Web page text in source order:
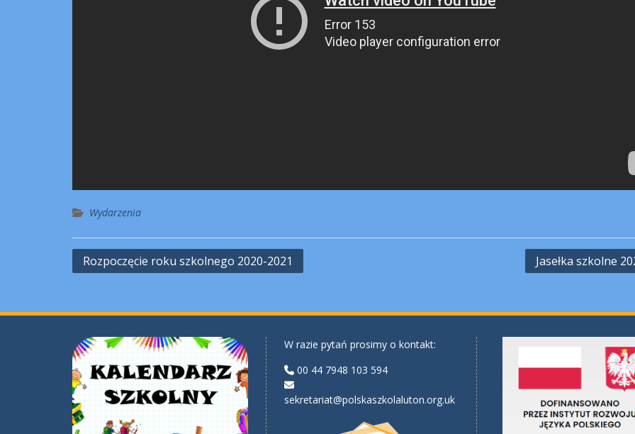
Wydarzenia
Nawigacja
Rozpoczęcie roku szkolnego 2020-2021 Jasełka szkolne
W razie pytań prosimy o kontakt:
00 44 7948 103 594
sekretariat@polskaszkolaluton.org.uk